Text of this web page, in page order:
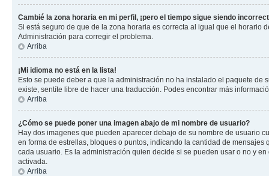
Cambié la zona horaria en mi perfil, ¡pero el tiempo sigue siendo
Si está seguro de que de la zona horaria es correcta al igual que el horario
Administración para corregir el problema.
Arriba
¡Mi idioma no está en la lista!
Esto se puede deber a que la administración no ha instalado el paquete
existe, sentíte libre de hacer una traducción. Podes encontrar más
Arriba
¿Cómo se puede poner una imagen abajo de mi nombre de usuario?
Hay dos imagenes que pueden aparecer debajo de su nombre de usuario
en forma de estrellas, bloques o puntos, indicando la cantidad de
cada usuario. Es la administración quien decide si se pueden usar o no y
activada.
Arriba